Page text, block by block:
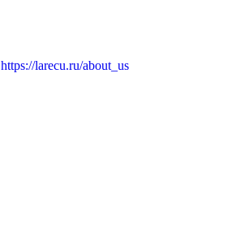
https://larecu.ru/about_us